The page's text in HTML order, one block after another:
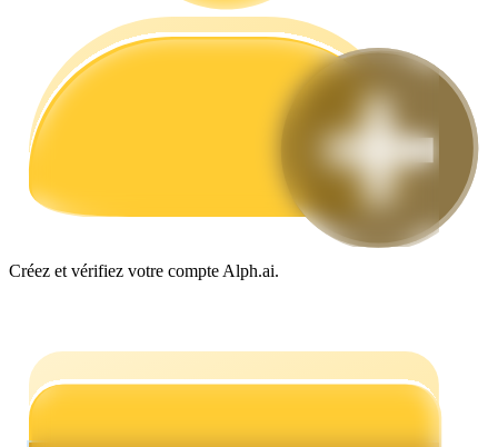
Stratégies de trading
Apprenez à rester rentable
Créez et vérifiez votre compte Alph.ai.